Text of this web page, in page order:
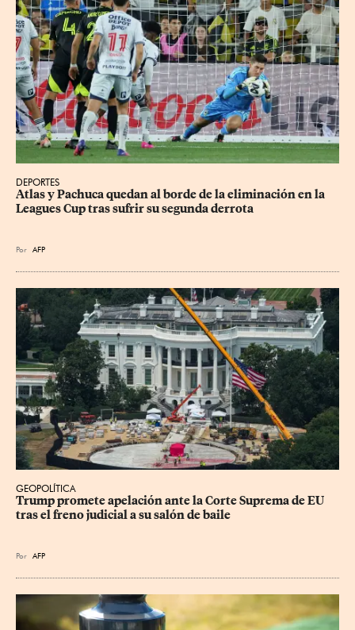
DEPORTES
Atlas y Pachuca quedan al borde de la eliminación en la
Leagues Cup tras sufrir su segunda derrota
Por AFP
GEOPOLÍTICA
Trump promete apelación ante la Corte Suprema de EU
tras el freno judicial a su salón de baile
Por AFP